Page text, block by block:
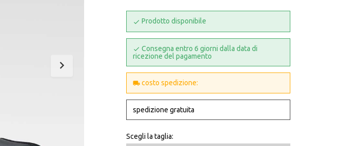
Prodotto disponibile
Consegna entro 6 giorni dalla data di
ricezione del pagamento
costo spedizione:
spedizione gratuita
Scegli la taglia: